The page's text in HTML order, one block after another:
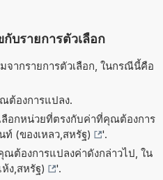
บรายการตัวเลือก
จากรายการตัวเลือก, ในกรณีนี้คือ
ต้องการแปลง.
ลือกหน่วยที่ตรงกับค่าที่คุณต้องการ
ท์ (ของเหลว,สหรัฐ)
'.
ต้องการแปลงค่าดังกล่าวไป, ใน
ง,สหรัฐ) '.